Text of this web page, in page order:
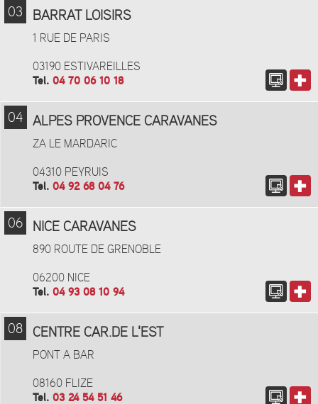
03 BARRAT LOISIRS
1 RUE DE PARIS
03190 ESTIVAREILLES
Tel. 04 70 06 10 18
04 ALPES PROVENCE CARAVANES
ZA LE MARDARIC
04310 PEYRUIS
Tel. 04 92 68 04 76
06 NICE CARAVANES
890 ROUTE DE GRENOBLE
06200 NICE
Tel. 04 93 08 10 94
08 CENTRE CAR.DE L'EST
PONT A BAR
08160 FLIZE
Tel. 03 24 54 51 46